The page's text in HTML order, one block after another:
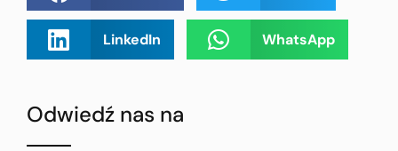
LinkedIn WhatsApp
Odwiedź nas na